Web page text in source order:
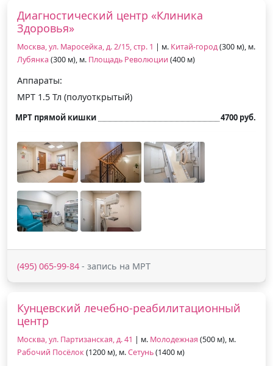
Диагностический центр «Клиника
Здоровья»
Москва, ул. Маросейка, д. 2/15, стр. 1 | м. Китай-город(300 м), м.
Лубянка (300 м), м. Площадь Революции (400 м)
Аппараты:
МРТ 1.5 Тл (полуоткрытый)
МРТ прямой кишки 4700 руб.
(495) 065-99-84 - запись на МРТ
Кунцевский лечебно-реабилитационный
центр
Москва, ул. Партизанская, д. 41 | м. Молодежная (500 м), м.
Рабочий Посёлок(1200 м), м.Сетунь(1400 м)